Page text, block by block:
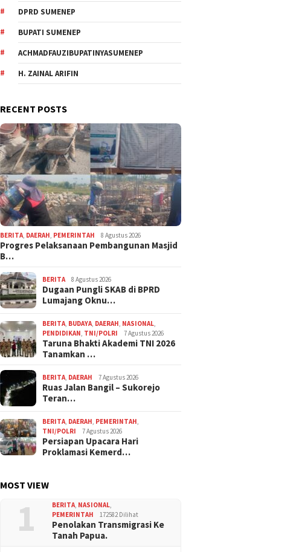
DPRD SUMENEP
BUPATI SUMENEP
ACHMADFAUZIBUPATINYASUMENEP
H. ZAINAL ARIFIN
RECENT POSTS
BERITA, DAERAH, PEMERINTAH 8 Agustus 2026
Progres Pelaksanaan Pembangunan Masjid
B…
BERITA 8 Agustus 2026
Dugaan Pungli SKAB di BPRD
Lumajang Oknu…
BERITA, BUDAYA, DAERAH, NASIONAL,
PENDIDIKAN, TNI/POLRI 7 Agustus 2026
Taruna Bhakti Akademi TNI 2026
Tanamkan …
BERITA, DAERAH 7 Agustus 2026
Ruas Jalan Bangil – Sukorejo
Teran…
BERITA, DAERAH, PEMERINTAH,
TNI/POLRI
7 Agustus 2026
Persiapan Upacara Hari
Proklamasi Kemerd…
MOST VIEW
1 BERITA, NASIONAL,
PEMERINTAH
172582 Dilihat
Penolakan Transmigrasi Ke
Tanah Papua.